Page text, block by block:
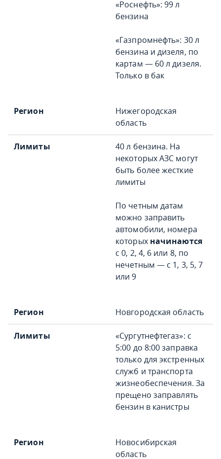
«Роснефть»: 99 л
бензина
«Газпромнефть»: 30 л
бензина и дизеля, по
картам — 60 л дизеля.
Только в бак
Нижегородская
область
40 л бензина. На
некоторых АЗС могут
быть более жесткие
лимиты
По четным датам
можно заправить
автомобили, номера
которых начинаются
с 0, 2, 4, 6 или 8, по
нечетным — с 1, 3, 5, 7
или 9
Новгородская область
«Сургутнефтегаз»: с
5:00 до 8:00 заправка
только для экстренных
служб и транспорта
жизнеобеспечения. За
прещено заправлять
бензин в канистры
Новосибирская
область